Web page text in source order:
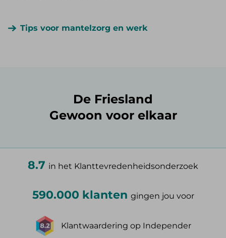
Tips voor mantelzorg en werk
De Friesland
Gewoon voor elkaar
8.7 in het Klanttevredenheidsonderzoek
590.000 klanten gingen jou voor
Klantwaardering op Independer